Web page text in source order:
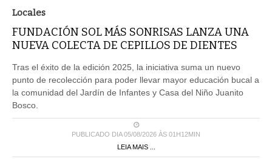
Locales
FUNDACIÓN SOL MÁS SONRISAS LANZA UNA
NUEVA COLECTA DE CEPILLOS DE DIENTES
Tras el éxito de la edición 2025, la iniciativa suma un nuevo
punto de recolección para poder llevar mayor educación bucal a
la comunidad del Jardín de Infantes y Casa del Niño Juanito
Bosco.
PUBLICADO DIA 05/08/2026 ÀS 01H12MIN
LEIA MAIS ...